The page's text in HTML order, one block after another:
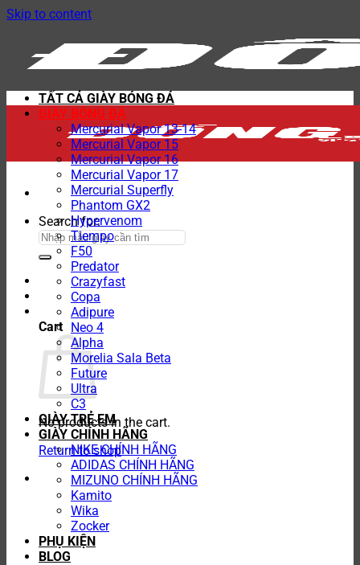
Skip to content
Search for:
Cart
No products in the cart.
Return to shop
TẤT CẢ GIÀY BÓNG ĐÁ
GIÀY BÓNG ĐÁ
Mercurial Vapor 13-14
Mercurial Vapor 15
Mercurial Vapor 16
Mercurial Vapor 17
Mercurial Superfly
Phantom GX2
Hypervenom
Tiempo
F50
Predator
Crazyfast
Copa
Adipure
Neo 4
Alpha
Morelia Sala Beta
Future
Ultra
C3
GIÀY TRẺ EM
GIÀY CHÍNH HÃNG
NIKE CHÍNH HÃNG
ADIDAS CHÍNH HÃNG
MIZUNO CHÍNH HÃNG
Kamito
Wika
Zocker
PHỤ KIỆN
BLOG